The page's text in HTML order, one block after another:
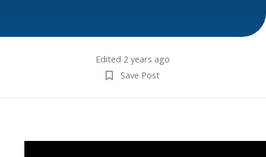
Edited 2 years ago
Save Post